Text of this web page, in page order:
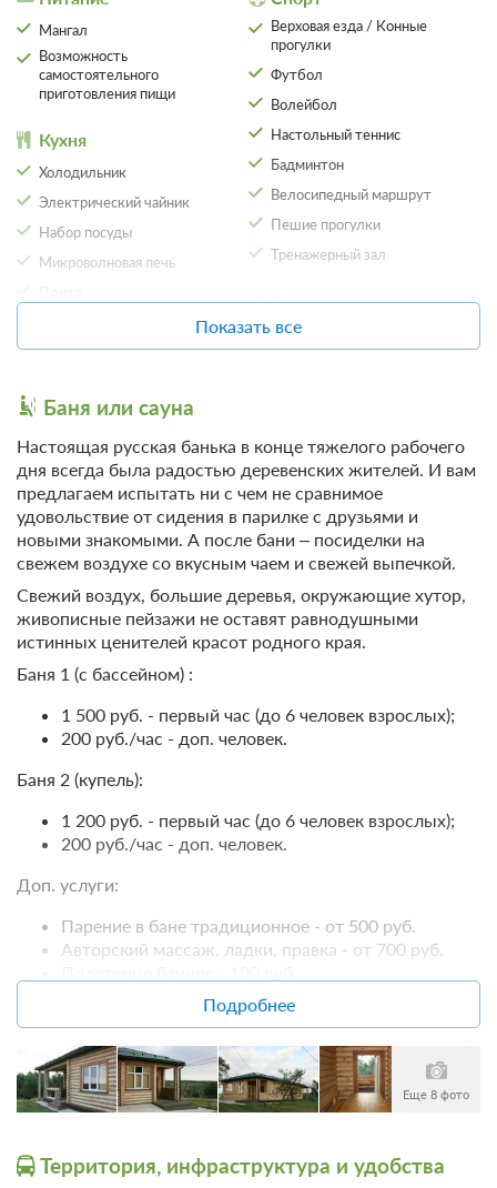
Мангал
Возможность
самостоятельного
приготовления пищи
Кухня
Холодильник
Электрический чайник
Набор посуды
Микроволновая печь
Общая кухня
Организация
мероприятий
Беседка
Шатер
Банкетный зал
Корпоративный отдых
Организация свадеб
Парковка
Бесплатная автостоянка /
Парковка
Детям
Детская площадка
Детские телеканалы
Прокат
Велосипеды
Рыбалка и охота
Приготовление трофеев
Верховая езда / Конные
прогулки
Футбол
Волейбол
Настольный теннис
Бадминтон
Велосипедный маршрут
Пешие прогулки
Тренажерный зал
Зимний спорт
Санки / Ватрушки
Отдых
Бассейн
Крытый плавательный
бассейн
Телевизор
Тир
Фотограф
Баня
Прачечная / химчистка
Экскурсионное
Общие
Кондиционер
Отопление
Звукоизоляция
Другое
с домашними животными
Показать все
Баня или сауна
Настоящая русская банька в конце тяжелого рабочего
дня всегда была радостью деревенских жителей. И вам
предлагаем испытать ни с чем не сравнимое
удовольствие от сидения в парилке с друзьями и
новыми знакомыми. А после бани – посиделки на
свежем воздухе со вкусным чаем и свежей выпечкой.
Свежий воздух, большие деревья, окружающие хутор,
живописные пейзажи не оставят равнодушными
истинных ценителей красот родного края.
Баня 1 (с бассейном) :
1 500 руб. - первый час (до 6 человек взрослых);
200 руб./час - доп. человек.
Баня 2 (купель):
1 200 руб. - первый час (до 6 человек взрослых);
200 руб./час - доп. человек.
Доп. услуги:
Парение в бане традиционное - от 500 руб.
Авторский массаж, ладки, правка - от 700 руб.
Веник банный - 250 руб.
Халат банный - 200 руб.
Подробнее
Еще 8 фото
Территория, инфраструктура и удобства